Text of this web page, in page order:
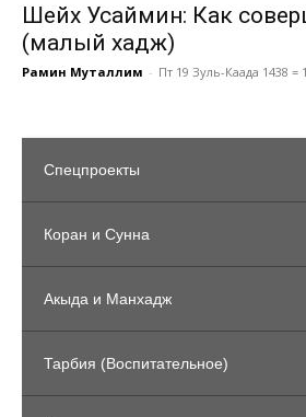
Шейх Усаймин: Как
(малый хадж)
Рамин Муталлим - Пт 19 Зуль-Каада 1438 =
Спецпроекты
Коран и Сунна
Акыда и Манхадж
Тарбия (Воспитательное)